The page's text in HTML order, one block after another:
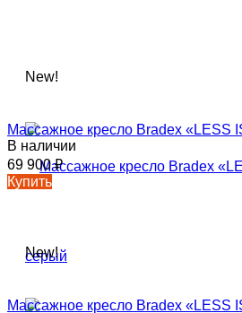
New!
Массажное кресло Bradex «LESS
В наличии
69 900₽
Купить
New!
Массажное кресло Bradex «LESS